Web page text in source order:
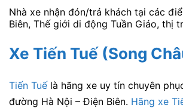
Nhà xe nhận đón/trả khách tại các
Biên, Thế giới di động Tuần Giáo, thị
Xe Tiến Tuế (Song
Tiến Tuếlà hãng xe uy tín chuyên
đường Hà Nội – Điện Biên. Hãng xe